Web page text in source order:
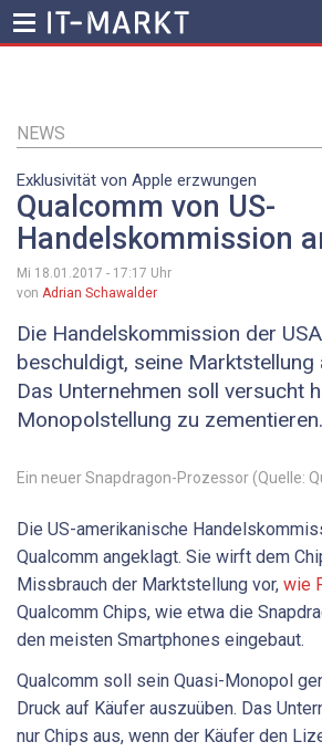
Inhalt
NEWS
Exklusivität von Apple erzwungen
Qualcomm von US-
Handelskommission
Mi 18.01.2017 - 17:17 Uhr
von Adrian Schawalder
Die Handelskommission der
beschuldigt, seine Marktstellung
Das Unternehmen soll versucht
Monopolstellung zu zementieren.
Ein neuer Snapdragon-Prozessor (Quelle:
Die US-amerikanische
Qualcomm angeklagt. Sie wirft dem
Missbrauch der Marktstellung vor, wie
Qualcomm Chips, wie etwa die
den meisten Smartphones eingebaut.
Qualcomm soll sein Quasi-Monopol
Druck auf Käufer auszuüben. Das
nur Chips aus, wenn der Käufer den